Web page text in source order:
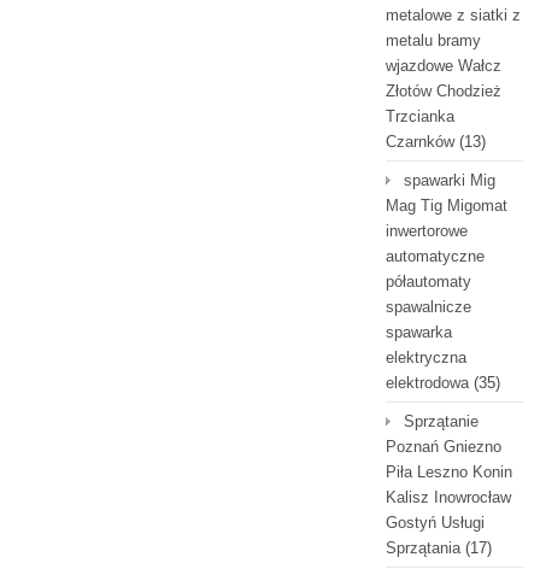
metalowe z siatki z
metalu bramy
wjazdowe Wałcz
Złotów Chodzież
Trzcianka
Czarnków(13)
spawarki Mig
Mag Tig Migomat
inwertorowe
automatyczne
półautomaty
spawalnicze
spawarka
elektryczna
elektrodowa(35)
Sprzątanie
Poznań Gniezno
Piła Leszno Konin
Kalisz Inowrocław
Gostyń Usługi
Sprzątania(17)